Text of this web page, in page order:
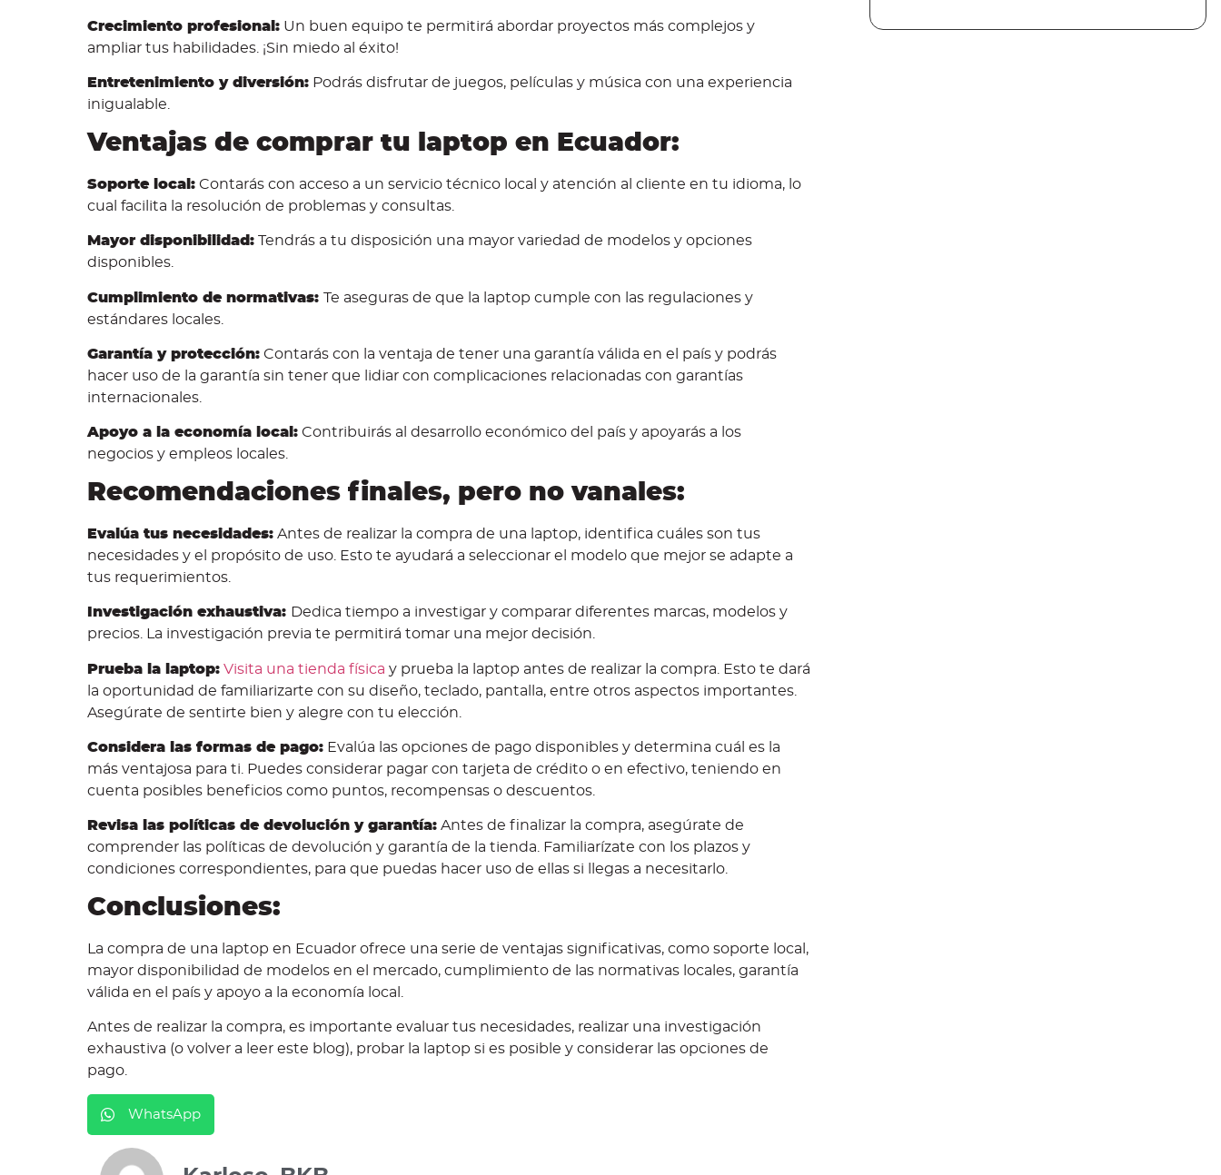
Crecimiento profesional: Un buen equipo te permitirá abordar proyectos más complejos y
ampliar tus habilidades. ¡Sin miedo al éxito!
Entretenimiento y diversión: Podrás disfrutar de juegos, películas y música con una experiencia
inigualable.
Ventajas de comprar tu laptop en Ecuador:
Soporte local: Contarás con acceso a un servicio técnico local y atención al cliente en tu idioma, lo
cual facilita la resolución de problemas y consultas.
Mayor disponibilidad: Tendrás a tu disposición una mayor variedad de modelos y opciones
disponibles.
Cumplimiento de normativas: Te aseguras de que la laptop cumple con las regulaciones y
estándares locales.
Garantía y protección: Contarás con la ventaja de tener una garantía válida en el país y podrás
hacer uso de la garantía sin tener que lidiar con complicaciones relacionadas con garantías
internacionales.
Apoyo a la economía local: Contribuirás al desarrollo económico del país y apoyarás a los
negocios y empleos locales.
Recomendaciones finales, pero no vanales:
Evalúa tus necesidades: Antes de realizar la compra de una laptop, identifica cuáles son tus
necesidades y el propósito de uso. Esto te ayudará a seleccionar el modelo que mejor se adapte a
tus requerimientos.
Investigación exhaustiva: Dedica tiempo a investigar y comparar diferentes marcas, modelos y
precios. La investigación previa te permitirá tomar una mejor decisión.
Prueba la laptop: Visita una tienda física y prueba la laptop antes de realizar la compra. Esto te dará
la oportunidad de familiarizarte con su diseño, teclado, pantalla, entre otros aspectos importantes.
Asegúrate de sentirte bien y alegre con tu elección.
Considera las formas de pago: Evalúa las opciones de pago disponibles y determina cuál es la
más ventajosa para ti. Puedes considerar pagar con tarjeta de crédito o en efectivo, teniendo en
cuenta posibles beneficios como puntos, recompensas o descuentos.
Revisa las políticas de devolución y garantía: Antes de finalizar la compra, asegúrate de
comprender las políticas de devolución y garantía de la tienda. Familiarízate con los plazos y
condiciones correspondientes, para que puedas hacer uso de ellas si llegas a necesitarlo.
Conclusiones:
La compra de una laptop en Ecuador ofrece una serie de ventajas significativas, como soporte local,
mayor disponibilidad de modelos en el mercado, cumplimiento de las normativas locales, garantía
válida en el país y apoyo a la economía local.
Antes de realizar la compra, es importante evaluar tus necesidades, realizar una investigación
exhaustiva (o volver a leer este blog), probar la laptop si es posible y considerar las opciones de
pago.
WhatsApp